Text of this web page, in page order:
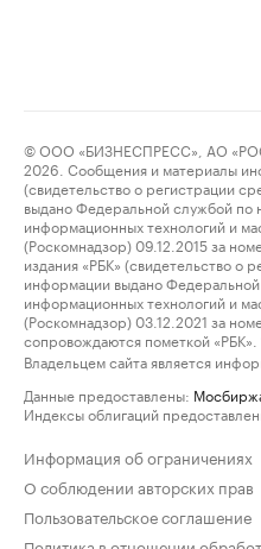
© ООО «БИЗНЕСПРЕСС», АО
2026. Сообщения и материалы
(свидетельство о регистрации
выдано Федеральной службой по
информационных технологий и
(Роскомнадзор) 09.12.2015 за
издания «РБК» (свидетельство о
информации выдано
информационных технологий и
(Роскомнадзор) 03.12.2021 за
сопровождаются пометкой «РБК».
Владельцем сайта является
Данные предоставлены:
Индексы облигаций
Информация об ограничениях
О соблюдении авторских прав
Пользовательское соглашение